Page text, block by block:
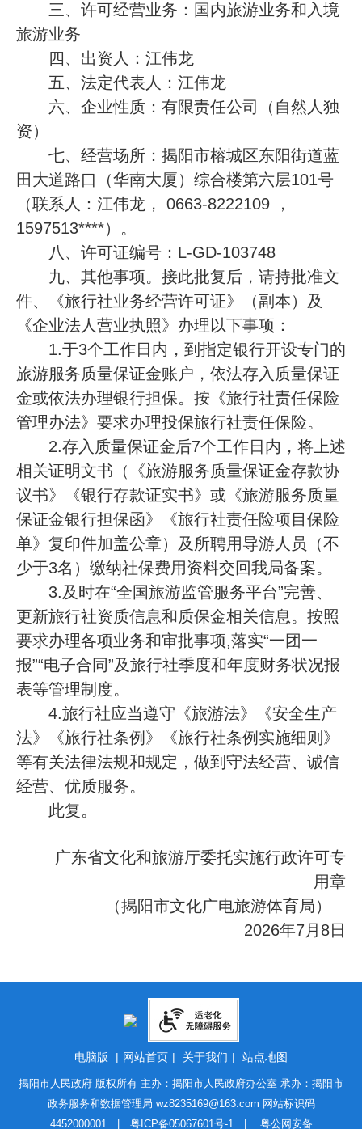
三、许可经营业务：国内旅游业务和入境
旅游业务
四、出资人：江伟龙
五、法定代表人：江伟龙
六、企业性质：有限责任公司（自然人独
资）
七、经营场所：揭阳市榕城区东阳街道蓝
田大道路口（华南大厦）综合楼第六层101号
（联系人：江伟龙， 0663-8222109 ，
1597513****）。
八、许可证编号：L-GD-103748
九、其他事项。接此批复后，请持批准文
件、《旅行社业务经营许可证》（副本）及
《企业法人营业执照》办理以下事项：
1.于3个工作日内，到指定银行开设专门的
旅游服务质量保证金账户，依法存入质量保证
金或依法办理银行担保。按《旅行社责任保险
管理办法》要求办理投保旅行社责任保险。
2.存入质量保证金后7个工作日内，将上述
相关证明文书（《旅游服务质量保证金存款协
议书》《银行存款证实书》或《旅游服务质量
保证金银行担保函》《旅行社责任险项目保险
单》复印件加盖公章）及所聘用导游人员（不
少于3名）缴纳社保费用资料交回我局备案。
3.及时在“全国旅游监管服务平台”完善、
更新旅行社资质信息和质保金相关信息。按照
要求办理各项业务和审批事项,落实“一团一
报”“电子合同”及旅行社季度和年度财务状况报
表等管理制度。
4.旅行社应当遵守《旅游法》《安全生产
法》《旅行社条例》《旅行社条例实施细则》
等有关法律法规和规定，做到守法经营、诚信
经营、优质服务。
此复。
广东省文化和旅游厅委托实施行政许可专
用章
（揭阳市文化广电旅游体育局）
2026年7月8日
电脑版 | 网站首页 | 关于我们 | 站点地图
揭阳市人民政府 版权所有 主办：揭阳市人民政府办公室 承办：揭阳市
政务服务和数据管理局 wz8235169@163.com 网站标识码
4452000001 | 粤ICP备05067601号-1| 粤公网安备